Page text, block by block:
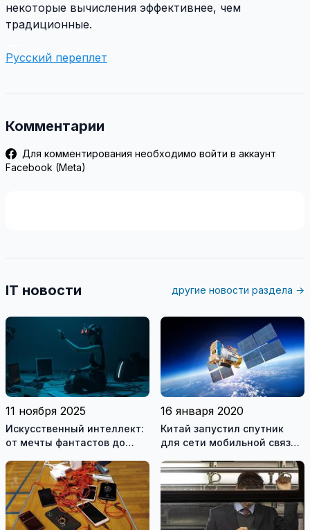
некоторые вычисления эффективнее, чем
традиционные.
Русский переплет
Комментарии
Для комментирования необходимо войти в аккаунт
Facebook (Meta)
IT новости другие новости раздела →
11 ноября 2025
Искусственный интеллект:
от мечты фантастов до
16 января 2020
Китай запустил спутник
для сети мобильной связи